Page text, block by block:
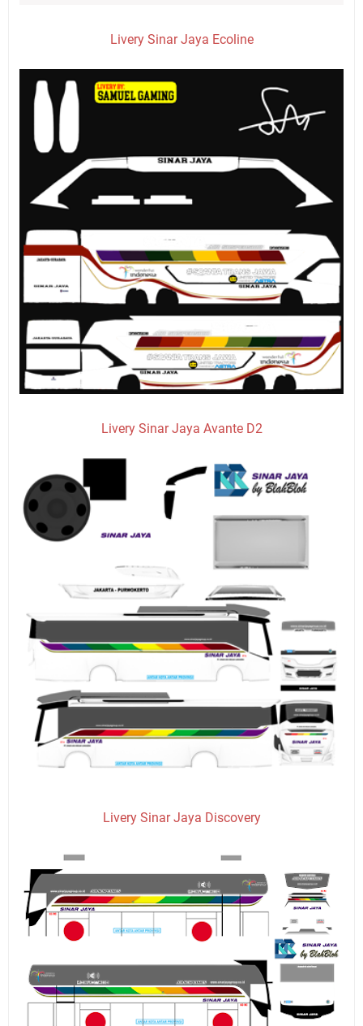
Livery Sinar Jaya Ecoline
Livery Sinar Jaya Avante D2
Livery Sinar Jaya Discovery